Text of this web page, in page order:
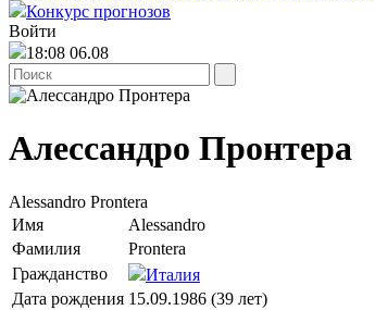
Конкурс прогнозов
Войти
18:08 06.08
Алессандро Пронтера
Alessandro Prontera
Имя
Alessandro
Фамилия
Prontera
Гражданство
Италия
Дата рождения 15.09.1986 (39 лет)